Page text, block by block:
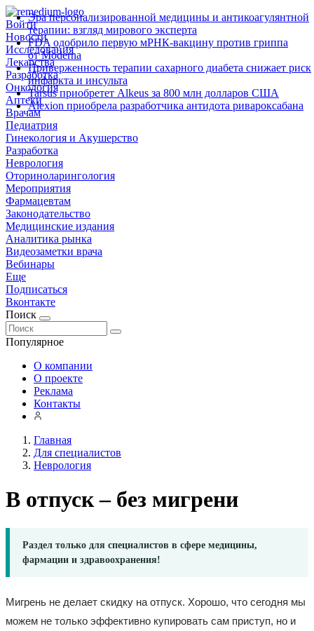
Войти
Новости
Исследования
Лекарства
Разработка
Онкология
Аптеки
Врачам
Педиатрия
Гинекология и Акушерство
Разработка
Неврология
Оториноларингология
Мероприятия
Фармацевтам
Законодательство
Медицинские издания
Аналитика рынка
Видеозаметки врача
Вебинары
Еще
Подписаться
Вконтакте
Поиск
Популярное
Эра персонализированной медицины и антикоагулянтной
терапии: взгляд мирового эксперта
FDA одобрило первую мРНК‑вакцину против гриппа
от Moderna
Приверженность терапии сахарного диабета снижает риск
инфаркта и инсульта
Tarsus приобретет Alkeus за 800 млн долларов США
Alexion приобрела разработчика антидота ривароксабана
О компании
О проекте
Реклама
Контакты
Главная
Для специалистов
Неврология
В отпуск – без мигрени
Раздел только для специалистов в сфере медицины,
фармации и здравоохранения!
Мигрень не делает скидку на отпуск. Хорошо, что сегодня мы
можем не только эффективно купировать сам приступ, но и